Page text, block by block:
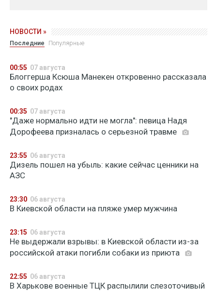
НОВОСТИ »
Последние Популярные
00:55 07 августа
Блоггерша Ксюша Манекен откровенно рассказала
о своих родах
00:35 07 августа
"Даже нормально идти не могла": певица Надя
Дорофеева призналась о серьезной травме
23:55 06 августа
Дизель пошел на убыль: какие сейчас ценники на
АЗС
23:30 06 августа
В Киевской области на пляже умер мужчина
23:15 06 августа
Не выдержали взрывы: в Киевской области из-за
российской атаки погибли собаки из приюта
22:55 06 августа
В Харькове военные ТЦК распылили слезоточивый